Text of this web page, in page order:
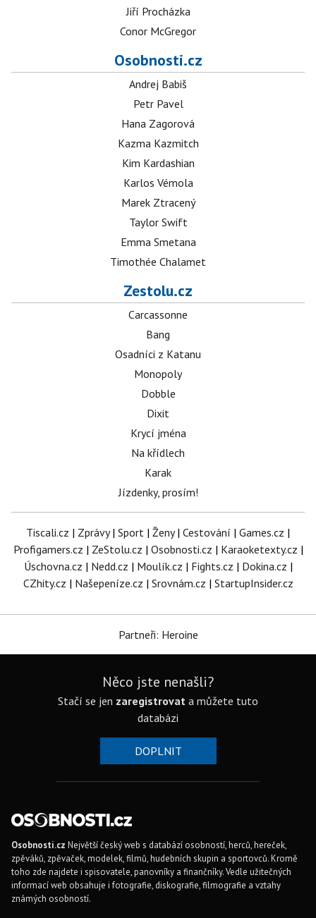
Jiří Procházka
Conor McGregor
Osobnosti.cz
Andrej Babiš
Petr Pavel
Hana Zagorová
Kazma Kazmitch
Kim Kardashian
Karlos Vémola
Marek Ztracený
Taylor Swift
Emma Smetana
Timothée Chalamet
Zestolu.cz
Carcassonne
Bang
Osadníci z Katanu
Monopoly
Dobble
Dixit
Krycí jména
Na křídlech
Karak
Jízdenky, prosím!
Tiscali.cz | Zprávy| Sport | Ženy| Cestování | Games.cz |
Profigamers.cz | ZeStolu.cz | Osobnosti.cz | Karaoketexty.cz |
Úschovna.cz | Nedd.cz | Moulík.cz | Fights.cz | Dokina.cz |
CZhity.cz | Našepeníze.cz | Srovnám.cz | StartupInsider.cz
Partneři: Heroine
Něco jste nenašli?
Stačí se jen zaregistrovat a můžete tuto
databázi
DOPLNIT
Osobnosti.cz Největší český web s databází osobností, herců, hereček,
zpěváků, zpěvaček, modelek, filmů, hudebních skupin a sportovců. Kromě
toho zde najdete i spisovatele, panovníky a finančníky. Vedle užitečných
informací web obsahuje i fotografie, diskografie, filmografie a vztahy
známých osobností.